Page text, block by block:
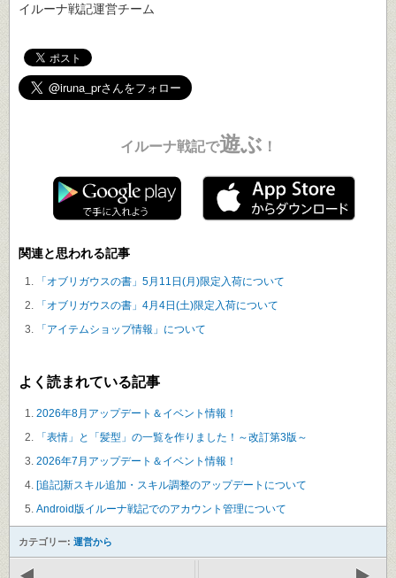
イルーナ戦記運営チーム
イルーナ戦記で遊ぶ ！
関連と思われる記事
「オブリガウスの書」5月11日(月)限定入荷について
「オブリガウスの書」4月4日(土)限定入荷について
「アイテムショップ情報」について
よく読まれている記事
2026年8月アップデート＆イベント情報！
「表情」と「髪型」の一覧を作りました！～改訂第3版～
2026年7月アップデート＆イベント情報！
[追記]新スキル追加・スキル調整のアップデートについて
Android版イルーナ戦記でのアカウント管理について
カテゴリー: 運営から